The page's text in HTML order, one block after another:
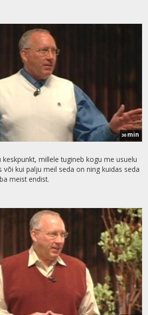
30 min
millele tugineb kogu me usuelu
või kui palju meil seda on ning kuidas seda
meist endist.